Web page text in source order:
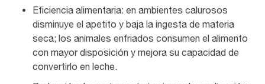
Eficiencia alimentaria: en ambientes calurosos
disminuye el apetito y baja la ingesta de materia
seca; los animales enfriados consumen el alimento
con mayor disposición y mejora su capacidad de
convertirlo en leche.